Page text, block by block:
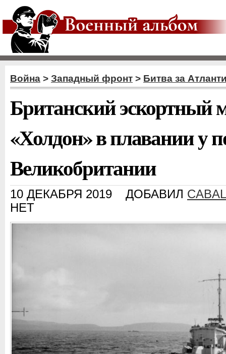
Война > Западный фронт > Битва за
Британский эскортный
«Холдон» в плавании у
Великобритании
10 ДЕКАБРЯ 2019 ДОБАВИЛ CABAL
НЕТ